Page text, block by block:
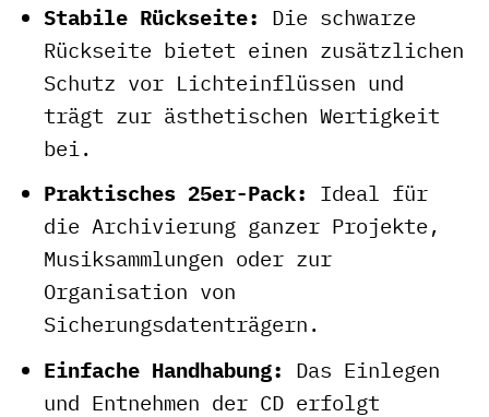
Stabile Rückseite: Die schwarze
Rückseite bietet einen zusätzlichen
Schutz vor Lichteinflüssen und
trägt zur ästhetischen Wertigkeit
bei.
Praktisches 25er-Pack: Ideal für
die Archivierung ganzer Projekte,
Musiksammlungen oder zur
Organisation von
Sicherungsdatenträgern.
Einfache Handhabung: Das Einlegen
und Entnehmen der CD erfolgt